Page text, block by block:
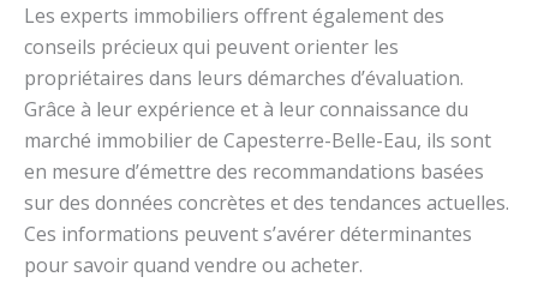
Les experts immobiliers offrent également des
conseils précieux qui peuvent orienter les
propriétaires dans leurs démarches d’évaluation.
Grâce à leur expérience et à leur connaissance du
marché immobilier de Capesterre-Belle-Eau, ils sont
en mesure d’émettre des recommandations basées
sur des données concrètes et des tendances actuelles.
Ces informations peuvent s’avérer déterminantes
pour savoir quand vendre ou acheter.